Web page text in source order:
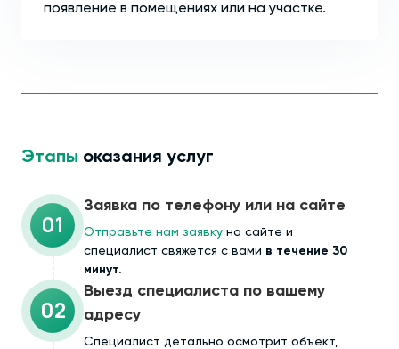
появление в помещениях или на участке.
Этапы оказания услуг
01
Заявка по телефону или на сайте
Отправьте нам заявку на сайте и
специалист свяжется с вами в течение 30
минут.
02
Выезд специалиста по вашему
адресу
Cпециалист детально осмотрит объект,